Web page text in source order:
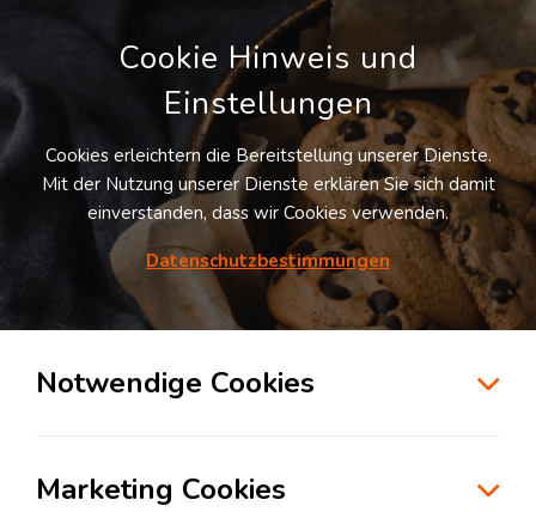
Suche
Start-ups: Ratschläge und Strategien für
Cookie Hinweis und
Einstellungen
Cookies erleichtern die Bereitstellung unserer Dienste.
Mit der Nutzung unserer Dienste erklären Sie sich damit
einverstanden, dass wir Cookies verwenden.
Datenschutzbestimmungen
Notwendige Cookies
Marketing Cookies